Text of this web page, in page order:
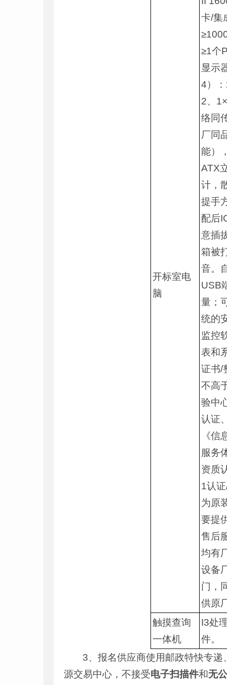
开标室电
脑
卡/集
≥1个
显示
4）
2、
络同
厂同
能）
ATX
计，
提手
配后
意插
箱被
音。
USB
量；
统的
监控
表和
证书/
不高
验中
认证
《
服务
资质
1认
为原
要提
售后
均有
设备
门，
供原
触摸查询
一体机
I3处
件。
3、报名供应商使用邮政特快专递
源交易中心，不接受电子扫描件和无